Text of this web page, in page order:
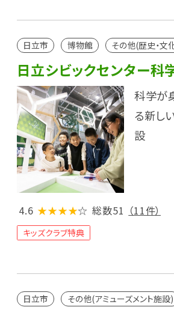
日立市 博物館 その他(歴史・文
日立シビックセンター科
科学が
る新し
設
4.6 ★★★★☆ 総数51 （11件）
キッズクラブ特典
日立市
その他(アミューズメント施設)